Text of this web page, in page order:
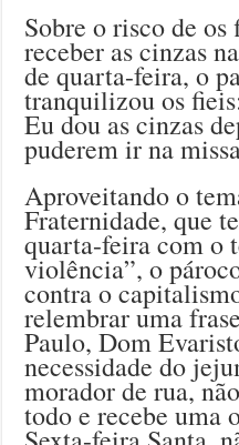
Sobre o risco de
receber as cinzas
de quarta-feira, o
tranquilizou os
Eu dou as cinzas
puderem ir na
Aproveitando o
Fraternidade, que
quarta-feira com o
violência”, o
contra o
relembrar uma
Paulo, Dom
necessidade do
morador de rua,
todo e recebe uma